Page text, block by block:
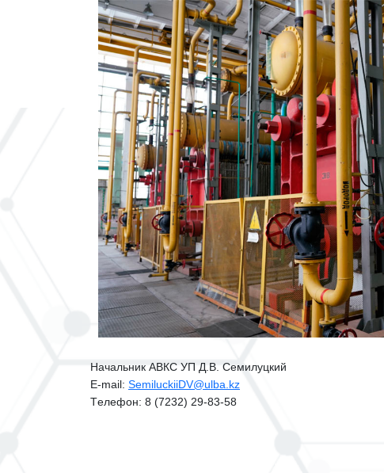
Начальник АВКС УП Д.В. Семилуцкий
E-mail: SemiluckiiDV@ulba.kz
Tелефон: 8 (7232) 29-83-58